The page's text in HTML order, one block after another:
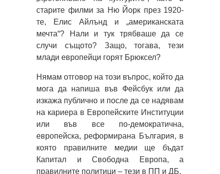
старите филми за Ню Йорк през 1920-
те, Елис Айлънд и „американската
мечта“? Нали и тук трябваше да се
случи същото? Защо, тогава, тези
млади европейци горят Брюксел?
Нямам отговор на този въпрос, който да
мога да напиша във Фейсбук или да
изкажа публично и после да се надявам
на кариера в Европейските Институции
или във все по-демократична,
европейска, реформирана България, в
която правилните медии ще бъдат
Капитал и Свободна Европа, а
правилните политици – тези в ПП и ДБ.